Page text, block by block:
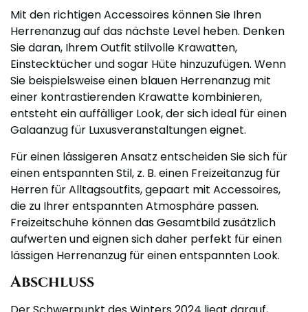
Mit den richtigen Accessoires können Sie Ihren
Herrenanzug auf das nächste Level heben. Denken
Sie daran, Ihrem Outfit stilvolle Krawatten,
Einstecktücher und sogar Hüte hinzuzufügen. Wenn
Sie beispielsweise einen blauen Herrenanzug mit
einer kontrastierenden Krawatte kombinieren,
entsteht ein auffälliger Look, der sich ideal für einen
Galaanzug für Luxusveranstaltungen eignet.
Für einen lässigeren Ansatz entscheiden Sie sich für
einen entspannten Stil, z. B. einen Freizeitanzug für
Herren für Alltagsoutfits, gepaart mit Accessoires,
die zu Ihrer entspannten Atmosphäre passen.
Freizeitschuhe können das Gesamtbild zusätzlich
aufwerten und eignen sich daher perfekt für einen
lässigen Herrenanzug für einen entspannten Look.
Abschluss